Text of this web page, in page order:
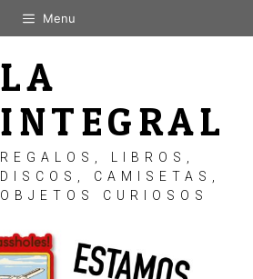
Menu
LA
INTEGRAL
REGALOS, LIBROS,
DISCOS, CAMISETAS,
OBJETOS CURIOSOS